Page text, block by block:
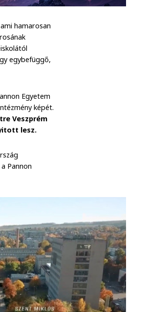
hamarosan
egybefüggő,
Egyetem
képét.
Veszprém
lesz.
Pannon